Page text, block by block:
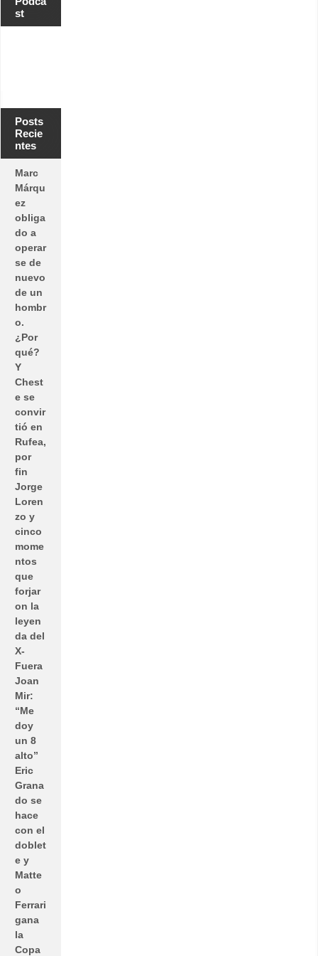
st
Posts
Recie
ntes
Marc
Márqu
ez
obliga
do a
operar
se de
nuevo
de un
hombr
o.
¿Por
qué?
Y
Chest
e se
convir
tió en
Rufea,
por
fin
Jorge
Loren
zo y
cinco
mome
ntos
que
forjar
on la
leyen
da del
X-
Fuera
Joan
Mir:
“Me
doy
un 8
alto”
Eric
Grana
do se
hace
con el
doblet
e y
Matte
o
Ferrari
gana
la
Copa